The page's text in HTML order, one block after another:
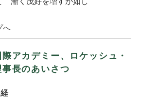
へ
アカデミー、ロケッシュ・
長のあいさつ